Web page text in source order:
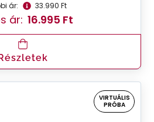
ár: 33.990 Ft
ár: 16.995 Ft
VIRTUÁLIS
PRÓBA